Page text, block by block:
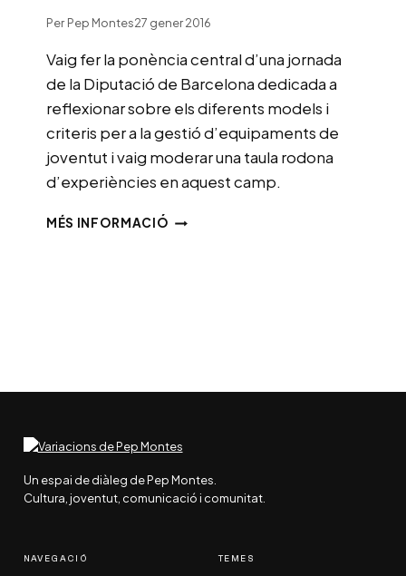
Per Pep Montes27 gener 2016
Vaig fer la ponència central d’una jornada
de la Diputació de Barcelona dedicada a
reflexionar sobre els diferents models i
criteris per a la gestió d’equipaments de
joventut i vaig moderar una taula rodona
d’experiències en aquest camp.
MÉS INFORMACIÓ JORNADA
Un espai de diàleg de Pep Montes.
Cultura, joventut, comunicació i comunitat.
NAVEGACIÓ TEMES